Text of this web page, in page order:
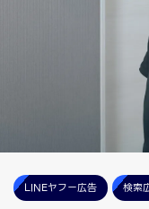
LINEヤフー広告 検索